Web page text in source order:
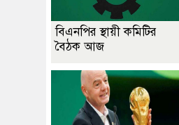
বিএনপির স্থায়ী কমিটির
বৈঠক আজ